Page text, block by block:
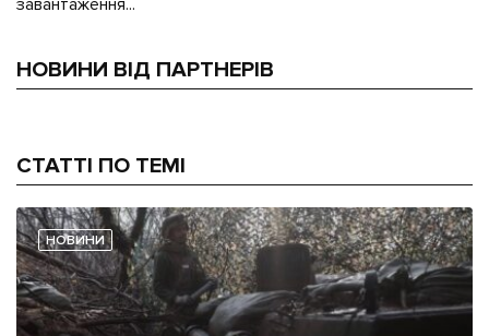
НОВИНИ ВІД ПАРТНЕРІВ
СТАТТІ ПО ТЕМІ
НОВИНИ